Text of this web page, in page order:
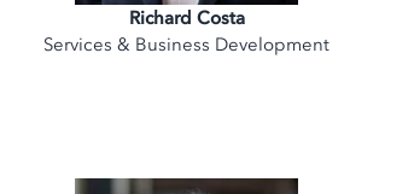
Richard Costa
Services & Business Development